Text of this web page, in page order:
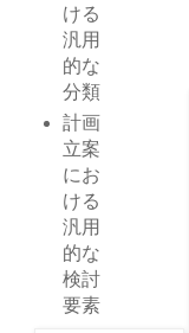
ける
汎用
的な
分類
計画
立案
にお
ける
汎用
的な
検討
要素